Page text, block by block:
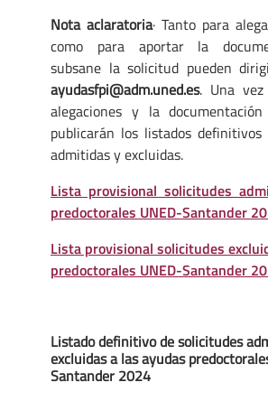
Nota aclaratoria· Tanto para
como para aportar la
subsane la solicitud pueden
ayudasfpi@adm.uned.es. Una vez
alegaciones y la
publicarán los listados definitivos
admitidas y excluidas.
Lista provisional solicitudes
predoctorales UNED-Santander
Lista provisional solicitudes
predoctorales UNED-Santander
Listado definitivo de solicitudes
excluidas a las ayudas
Santander 2024